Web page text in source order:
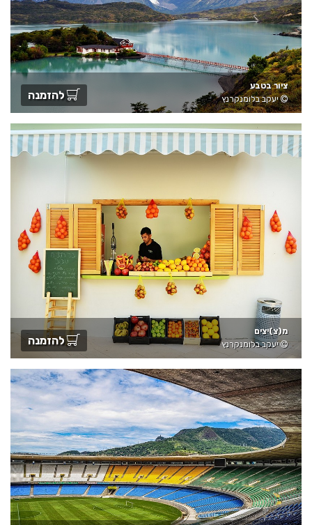
ציור בטבע
יעקב בלומנקרנץ
להזמנה
מ(צ)יצים
יעקב בלומנקרנץ
להזמנה